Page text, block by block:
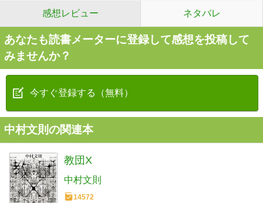
感想レビュー ネタバレ
あなたも読書メーターに登録して感想を投稿して
みませんか？
今すぐ登録する（無料）
中村文則の関連本
教団X
中村文則
14572